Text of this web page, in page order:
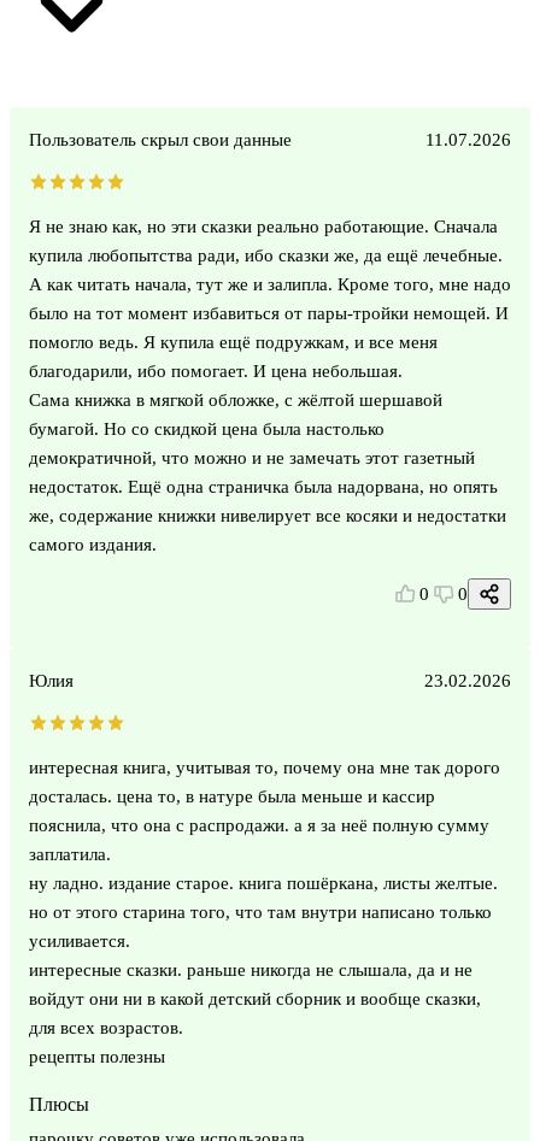
Пользователь скрыл свои данные 11.07.2026
Я не знаю как, но эти сказки реально работающие. Сначала
купила любопытства ради, ибо сказки же, да ещё лечебные.
А как читать начала, тут же и залипла. Кроме того, мне надо
было на тот момент избавиться от пары-тройки немощей. И
помогло ведь. Я купила ещё подружкам, и все меня
благодарили, ибо помогает. И цена небольшая.
Сама книжка в мягкой обложке, с жёлтой шершавой
бумагой. Но со скидкой цена была настолько
демократичной, что можно и не замечать этот газетный
недостаток. Ещё одна страничка была надорвана, но опять
же, содержание книжки нивелирует все косяки и недостатки
самого издания.
0 0
Юлия 23.02.2026
интересная книга, учитывая то, почему она мне так дорого
досталась. цена то, в натуре была меньше и кассир
пояснила, что она с распродажи. а я за неё полную сумму
заплатила.
ну ладно. издание старое. книга пошёркана, листы желтые.
но от этого старина того, что там внутри написано только
усиливается.
интересные сказки. раньше никогда не слышала, да и не
войдут они ни в какой детский сборник и вообще сказки,
для всех возрастов.
рецепты полезны
Плюсы